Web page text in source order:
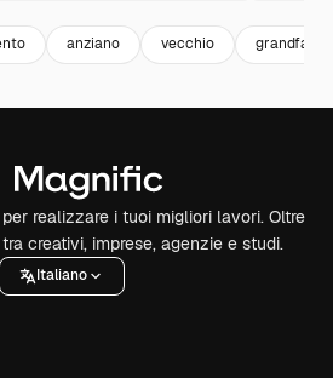
anziano vecchio
realizzare i tuoi migliori lavori. Oltre
creativi, imprese, agenzie e studi.
Italiano